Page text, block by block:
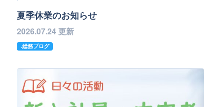
夏季休業のお知らせ
2026.07.24 更新
.総務ブログ